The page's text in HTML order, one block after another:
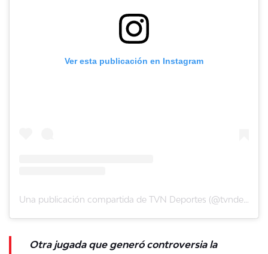
Ver esta publicación en Instagram
Otra jugada que generó controversia la